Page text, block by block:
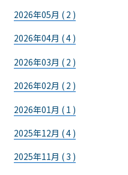
2026年05月 ( 2 )
2026年04月 ( 4 )
2026年03月 ( 2 )
2026年02月 ( 2 )
2026年01月 ( 1 )
2025年12月 ( 4 )
2025年11月 ( 3 )